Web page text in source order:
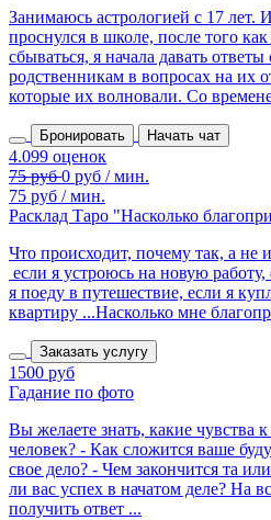
Занимаюсь астрологией с 17 лет.
проснулся в школе, после того
сбываться, я начала давать
родственникам в вопросах на их
которые их волновали. Со
Бронировать Начать чат
75 руб / мин.
Расклад Таро "Насколько
Что происходит, почему так, а не
если я устроюсь на новую
я поеду в путешествие, если я
квартиру ...Насколько мне
Заказать услугу
1500 руб
Гадание по фото
Вы желаете знать, какие
человек? - Как сложится ваше
свое дело? - Чем закончится та
ли вас успех в начатом деле? На
получить ответ ...